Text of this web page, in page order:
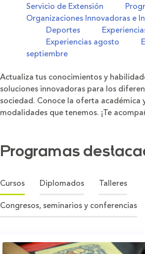
Servicio de Extensión
Organizaciones Innovadoras e
Deportes
Experiencias agosto
septiembre
Actualiza tus conocimientos y
soluciones innovadoras para los
sociedad. Conoce la oferta académica
modalidades que tenemos. ¡Te
Programas
Cursos Diplomados
Talleres
Congresos, seminarios y conferencias